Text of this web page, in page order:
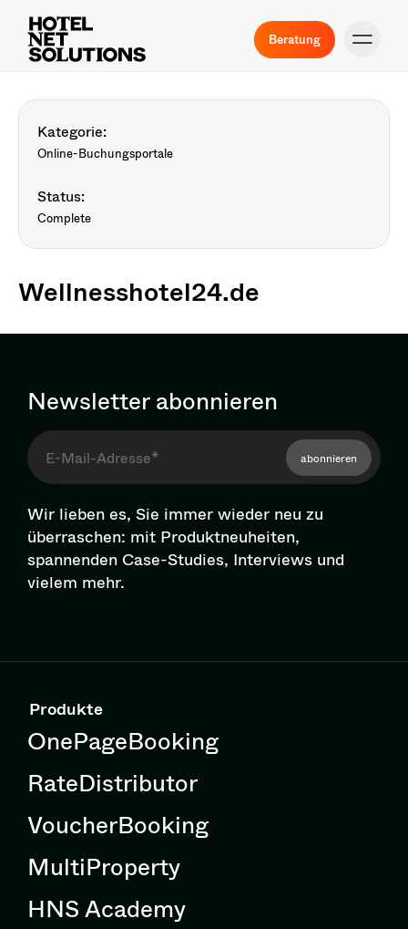
Beratung
Kategorie:
Online-Buchungsportale
Status:
Complete
Wellnesshotel24.de
Newsletter abonnieren
abonnieren
Wir lieben es, Sie immer wieder neu zu
überraschen: mit Pro­dukt­neu­hei­ten,
spannenden Case-Studies, Interviews und
vielem mehr.
Produkte
OnePageBooking
RateDistributor
VoucherBooking
MultiProperty
HNS Academy